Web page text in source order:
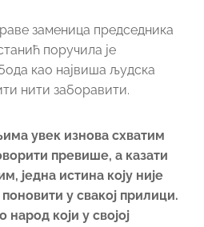
заменица председника
поручила је
као највиша људска
нити заборавити.
увек изнова схватим
превише, а казати
једна истина коју није
у свакој прилици.
који у својој